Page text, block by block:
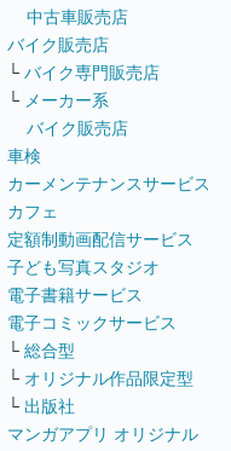
中古車販売店
バイク販売店
└ バイク専門販売店
└ メーカー系
バイク販売店
車検
カーメンテナンスサービス
カフェ
定額制動画配信サービス
子ども写真スタジオ
電子書籍サービス
電子コミックサービス
└ 総合型
└ オリジナル作品限定型
└ 出版社
マンガアプリ オリジナル